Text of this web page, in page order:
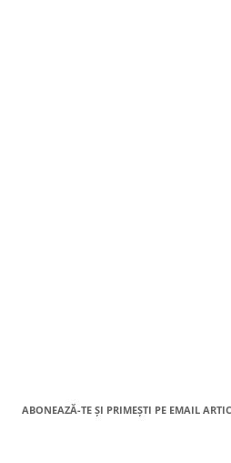
ABONEAZĂ-TE ȘI PRIMEȘTI PE EMAIL